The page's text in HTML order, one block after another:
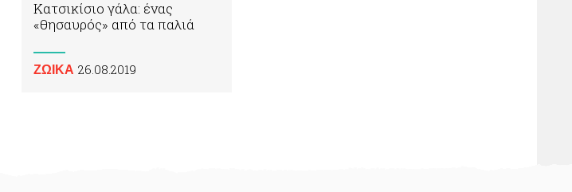
Κατσικίσιο γάλα: ένας
«θησαυρός» από τα παλιά
ΖΩΙΚA 26.08.2019